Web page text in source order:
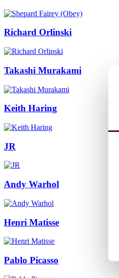
Richard Orlinski
Takashi Murakami
Keith Haring
JR
Andy Warhol
Henri Matisse
Pablo Picasso